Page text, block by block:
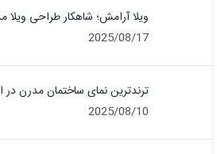
ویلا آرامش؛ شاهکار طراحی ویلا
2025/08/17
ترندترین نمای ساختمان مدرن
2025/08/10